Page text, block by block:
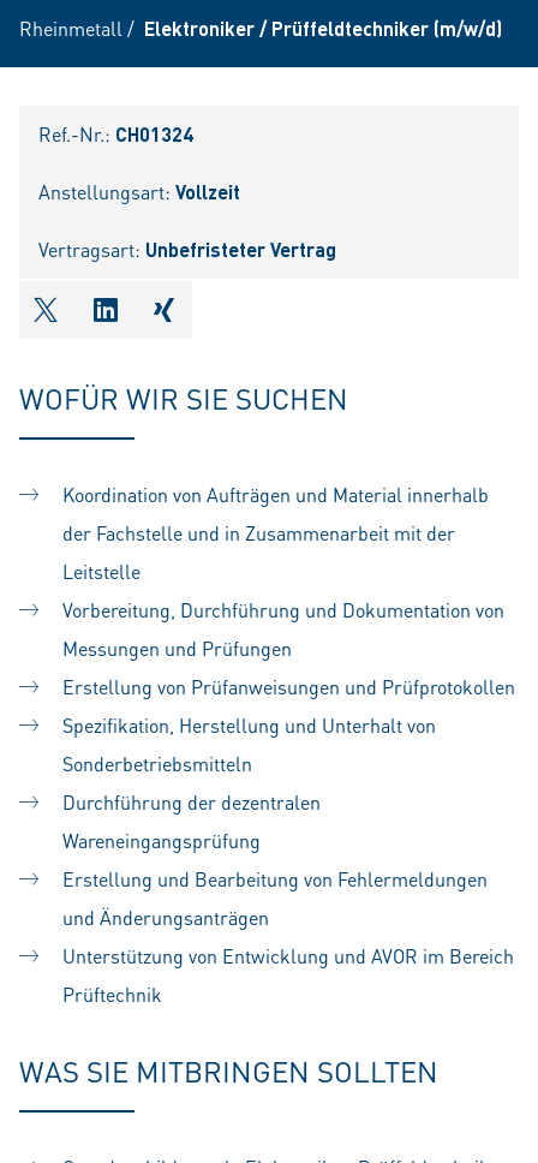
Rheinmetall / Elektroniker / Prüffeldtechniker (m/w/d)
Ref.-Nr.: CH01324
Anstellungsart: Vollzeit
Vertragsart: Unbefristeter Vertrag
shareOntwitter
shareOnlinkedIn
shareOnxing
WOFÜR WIR SIE SUCHEN
Koordination von Aufträgen und Material innerhalb
der Fachstelle und in Zusammenarbeit mit der
Leitstelle
Vorbereitung, Durchführung und Dokumentation von
Messungen und Prüfungen
Erstellung von Prüfanweisungen und Prüfprotokollen
Spezifikation, Herstellung und Unterhalt von
Sonderbetriebsmitteln
Durchführung der dezentralen
Wareneingangsprüfung
Erstellung und Bearbeitung von Fehlermeldungen
und Änderungsanträgen
Unterstützung von Entwicklung und AVOR im Bereich
Prüftechnik
WAS SIE MITBRINGEN SOLLTEN